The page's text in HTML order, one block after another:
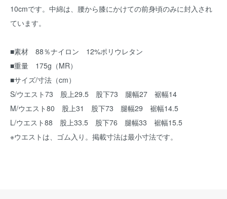
10cmです。中綿は、腰から膝にかけての前身頃のみに封入され
ています。
■素材 88％ナイロン 12%ポリウレタン
■重量 175g（MR）
■サイズ/寸法（cm）
S/ウエスト73 股上29.5 股下73 腿幅27 裾幅14
M/ウエスト80 股上31 股下73 腿幅29 裾幅14.5
L/ウエスト88 股上33.5 股下76 腿幅33 裾幅15.5
※ウエストは、ゴム入り。掲載寸法は最小寸法です。